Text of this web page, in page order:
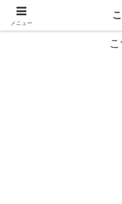
カタツムリから学ぶ
メニュー